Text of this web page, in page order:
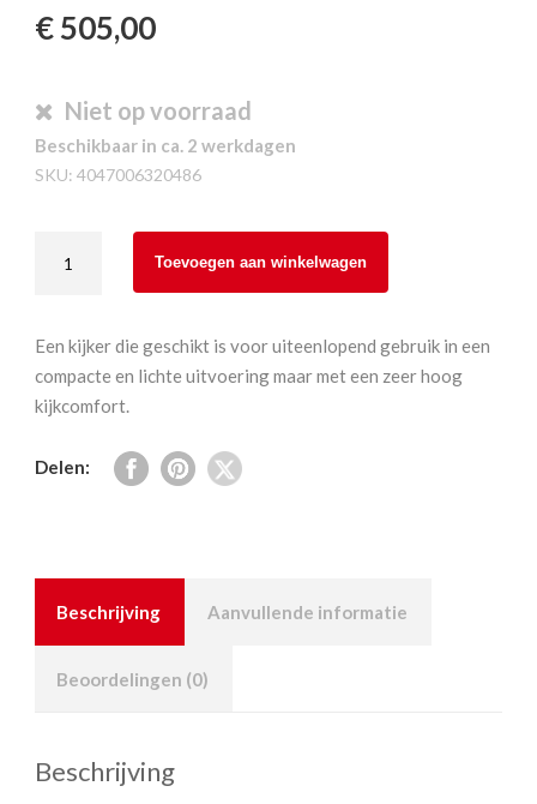
€505,00
Niet op voorraad
Beschikbaar in ca. 2 werkdagen
SKU: 4047006320486
Terra
zwart/groen
Toevoegen aan winkelwagen
Een kijker die geschikt is voor uiteenlopend gebruik in een
compacte en lichte uitvoering maar met een zeer hoog
kijkcomfort.
Delen:
Beschrijving Aanvullende informatie
Beoordelingen (0)
Beschrijving